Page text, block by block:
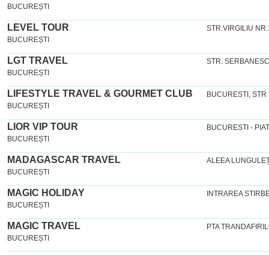
BUCUREȘTI
LEVEL TOUR
BUCUREȘTI
STR.VIRGILIU
LGT TRAVEL
BUCUREȘTI
STR.
LIFESTYLE TRAVEL & GOURMET CLUB
BUCUREȘTI
BUCURESTI,
LIOR VIP TOUR
BUCUREȘTI
BUCURESTI -
MADAGASCAR TRAVEL
BUCUREȘTI
ALEEA
MAGIC HOLIDAY
BUCUREȘTI
INTRAREA
MAGIC TRAVEL
BUCUREȘTI
PTA